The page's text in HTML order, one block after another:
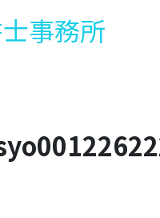
事務所